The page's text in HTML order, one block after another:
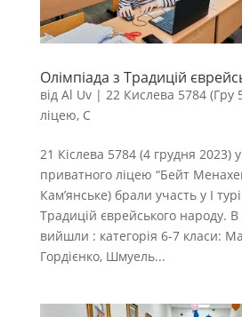
Олімпіада з Традицій
від Al Uv| 22 Кислева 5784 (Гру
ліцею, С
21 Кіслева 5784 (4 грудня 2023)
приватного ліцею “Бейт
Кам’янське) брали участь у I
Традицій єврейського народу.
вийшли : категорія 6-7 класи:
Гордієнко, Шмуель...